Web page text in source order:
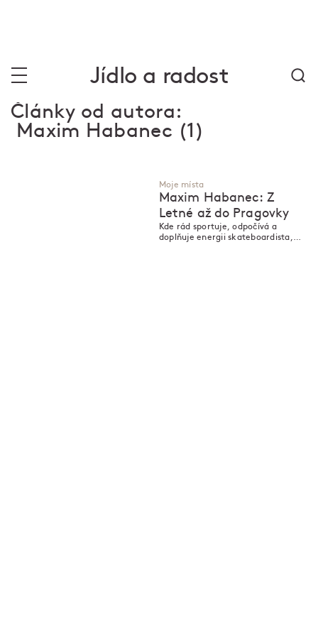
Jídlo a radost
Články od autora:
Maxim Habanec (1)
Moje místa
Maxim Habanec: Z
Letné až do Pragovky
Kde rád sportuje, odpočívá a
doplňuje energii skateboardista,